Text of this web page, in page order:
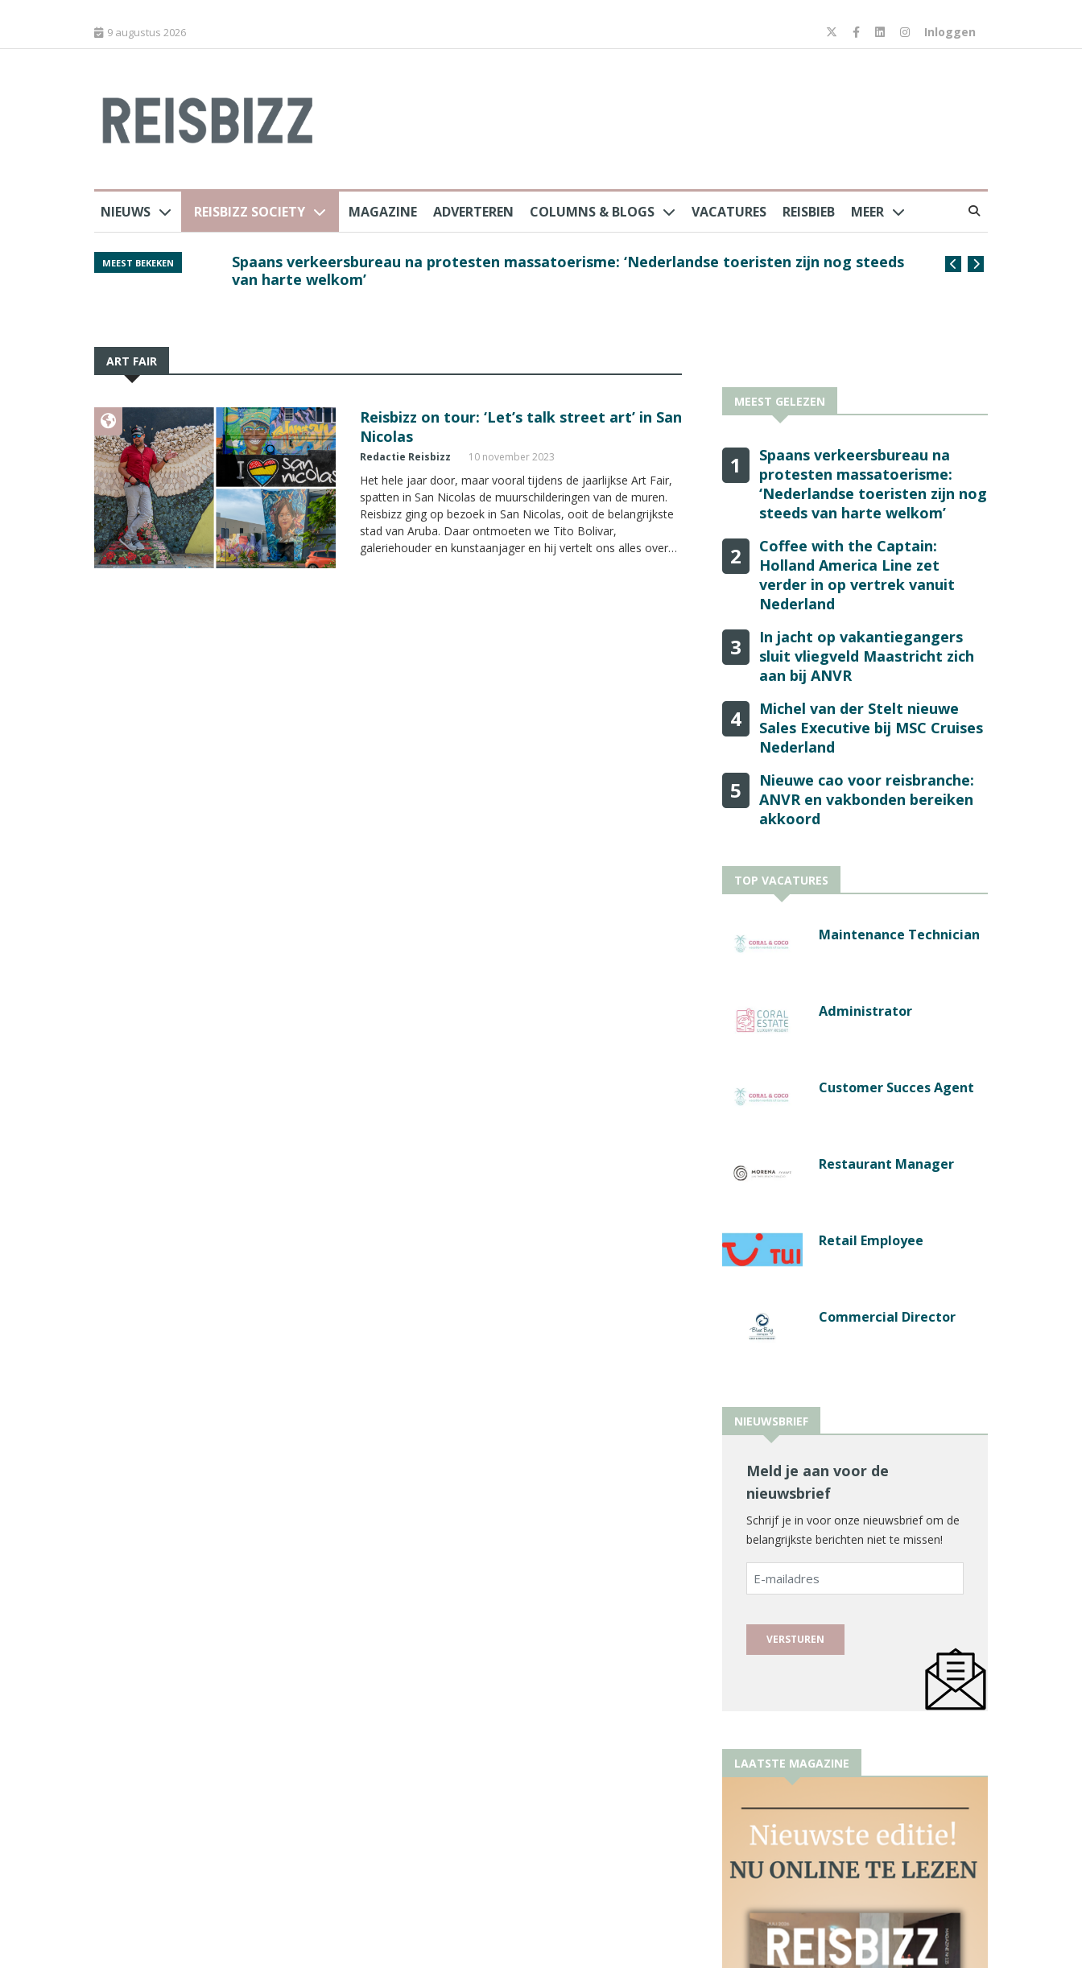
9 augustus 2026 Inloggen
NIEUWS REISBIZZ SOCIETY MAGAZINE ADVERTEREN COLUMNS & BLOGS VACATURES REISBIEB MEER
MEEST BEKEKEN
Spaans verkeersbureau na protesten massatoerisme: ‘Nederlandse toeristen zijn nog steeds
van harte welkom’
Coffee with the
ART FAIR
Reisbizz on tour: ‘Let’s talk street art’ in San
Nicolas
Redactie Reisbizz 10 november 2023
Het hele jaar door, maar vooral tijdens de jaarlijkse Art Fair,
spatten in San Nicolas de muurschilderingen van de muren.
Reisbizz ging op bezoek in San Nicolas, ooit de belangrijkste
stad van Aruba. Daar ontmoeten we Tito Bolivar,
galeriehouder en kunstaanjager en hij vertelt ons alles over
MEEST GELEZEN
1
Spaans verkeersbureau na
protesten massatoerisme:
‘Nederlandse toeristen zijn nog
steeds van harte welkom’
2
Coffee with the Captain:
Holland America Line zet
verder in op vertrek vanuit
Nederland
3
In jacht op vakantiegangers
sluit vliegveld Maastricht zich
aan bij ANVR
4
Michel van der Stelt nieuwe
Sales Executive bij MSC Cruises
Nederland
5
Nieuwe cao voor reisbranche:
ANVR en vakbonden bereiken
akkoord
TOP VACATURES
Maintenance Technician
Administrator
Customer Succes Agent
Restaurant Manager
Retail Employee
Commercial Director
NIEUWSBRIEF
Meld je aan voor de
nieuwsbrief
Schrijf je in voor onze nieuwsbrief om de
belangrijkste berichten niet te missen!
E-
mailadres
LAATSTE MAGAZINE